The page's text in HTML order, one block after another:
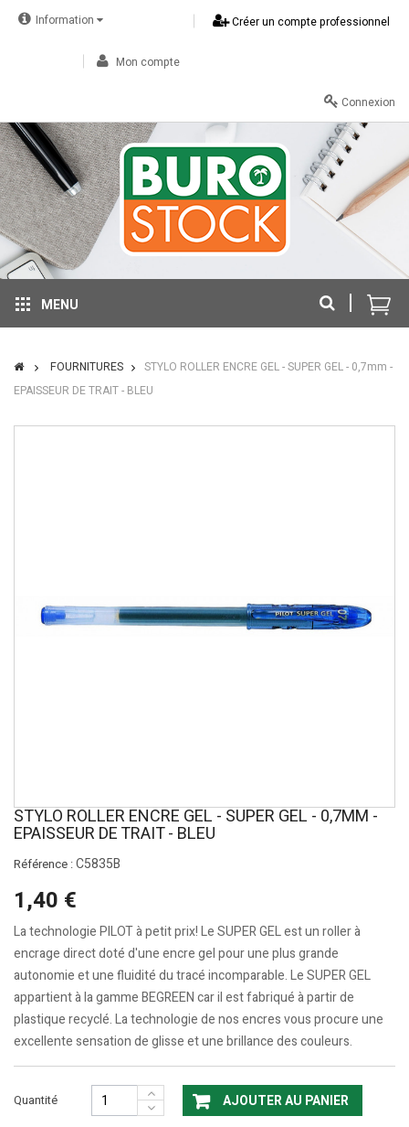
Information Créer un compte professionnel
Mon compte
Connexion
MENU
FOURNITURES
STYLO ROLLER ENCRE GEL - SUPER GEL - 0,7mm -
EPAISSEUR DE TRAIT - BLEU
STYLO ROLLER ENCRE GEL - SUPER GEL - 0,7MM -
EPAISSEUR DE TRAIT - BLEU
Référence :C5835B
1,40 €
La technologie PILOT à petit prix! Le SUPER GEL est un roller à
encrage direct doté d'une encre gel pour une plus grande
autonomie et une fluidité du tracé incomparable. Le SUPER GEL
appartient à la gamme BEGREEN car il est fabriqué à partir de
plastique recyclé. La technologie de nos encres vous procure une
excellente sensation de glisse et une brillance des couleurs.
Quantité AJOUTER AU PANIER